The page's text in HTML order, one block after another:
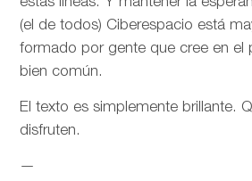
(el de todos) Ciberespacio está
formado por gente que cree en el
bien común.
El texto es simplemente brillante.
disfruten.
—